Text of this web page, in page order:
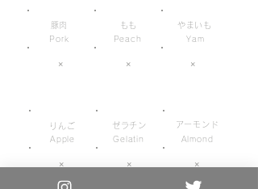
豚肉
Pork
×
もも
Peach
×
Yam
やまいも
×
Apple
りんご
×
Gelatin
ゼラチン
×
Almond
アーモンド
×